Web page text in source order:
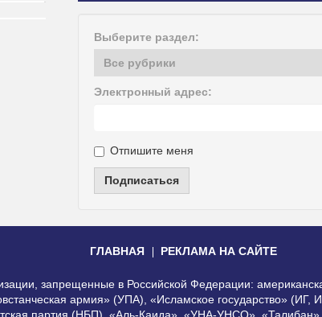
Выберите раздел:
Электронный адрес:
Отпишите меня
Подписаться
ГЛАВНАЯ РЕКЛАМА НА САЙТЕ
запрещенные в Российской Федерации:
армия» (УПА), «Исламское государство»
партия (НБП), «Аль-Каида», «УНА-УНСО»,